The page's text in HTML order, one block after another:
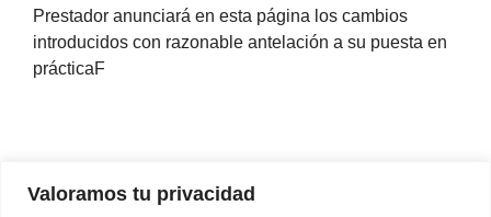
Valoramos tu privacidad
Prestador anunciará en esta página los cambios
introducidos con razonable antelación a su puesta en
prácticaF